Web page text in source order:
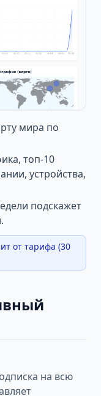
мира по
топ-10
устройства,
подскажет
от тарифа (30
на всю